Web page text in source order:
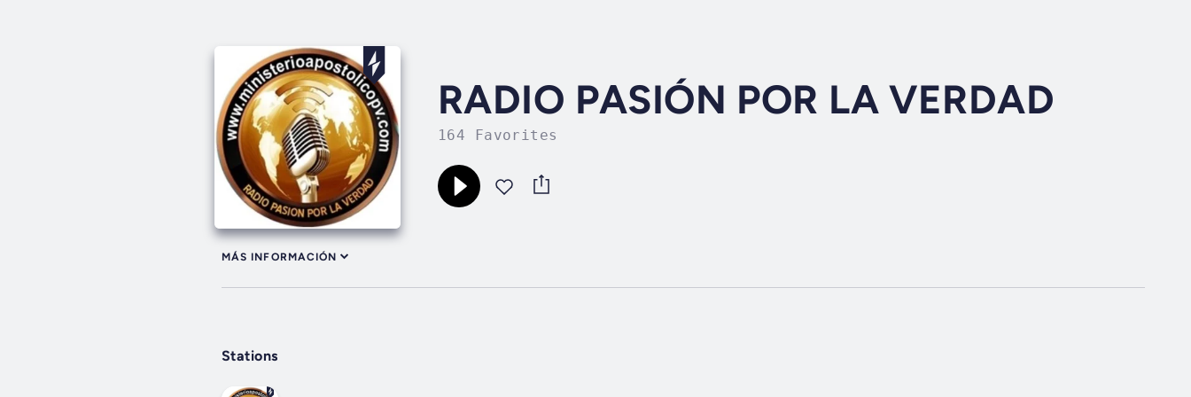
RADIO PASIÓN POR LA VERDAD
164 Favorites
MÁS INFORMACIÓN
Stations